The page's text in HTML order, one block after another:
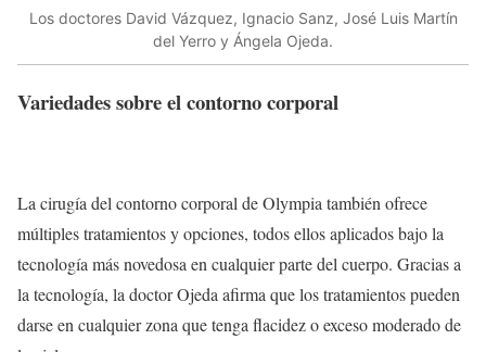
Los doctores David Vázquez, Ignacio Sanz, José Luis Martín
del Yerro y Ángela Ojeda.
Variedades sobre el contorno corporal
La cirugía del contorno corporal de Olympia también ofrece
múltiples tratamientos y opciones, todos ellos aplicados bajo la
tecnología más novedosa en cualquier parte del cuerpo. Gracias a
la tecnología, la doctor Ojeda afirma que los tratamientos pueden
darse en cualquier zona que tenga flacidez o exceso moderado de